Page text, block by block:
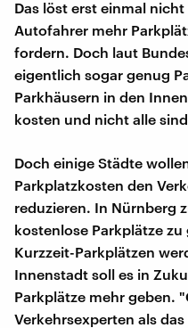
Das löst erst einmal
Autofahrer mehr
fordern. Doch laut
eigentlich sogar genug
Parkhäusern in den
kosten und nicht alle
Doch einige Städte
Parkplatzkosten den
reduzieren. In Nürnberg
kostenlose Parkplätze
Kurzzeit-Parkplätzen
Innenstadt soll es in
Parkplätze mehr geben.
Verkehrsexperten als